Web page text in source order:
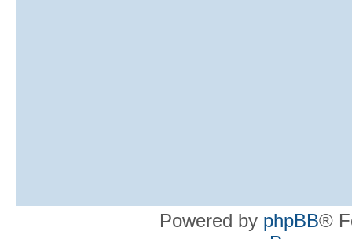
Powered by phpBB®